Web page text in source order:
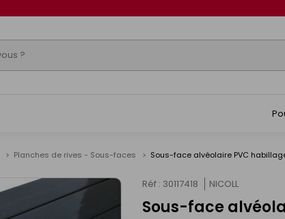
Planches de rives - Sous-faces Sous-face alvéolaire PVC
Réf : 30117418 NICOLL
Sous-face